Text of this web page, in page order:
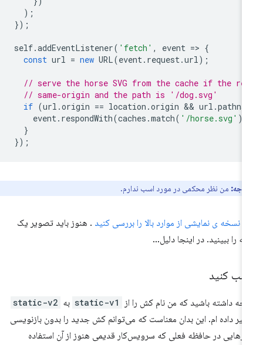
self.addEventListener('fetch', event =
const
url = new URL(event.request.url
// serve the horse SVG from the cache if the
// same-origin and the path is '/dog.svg'
if ( url.origin == location.origin && url.
event.respondWith(caches.match('/horse.svg'
من نظر محکمی در مورد اسب ندارم.
نسخه ی نمایشی از موارد بالا را بررسی کنید. هنوز باید تصویر یک
را ببینید. در اینجا دلیل…
کنید
داشته باشید که من نام کش را از static-v1 به static-v2
داده ام. این بدان معناست که می‌توانم کش جدید را بدون بازنویسی
در حافظه فعلی که سرویس‌کار قدیمی هنوز از آن استفاده